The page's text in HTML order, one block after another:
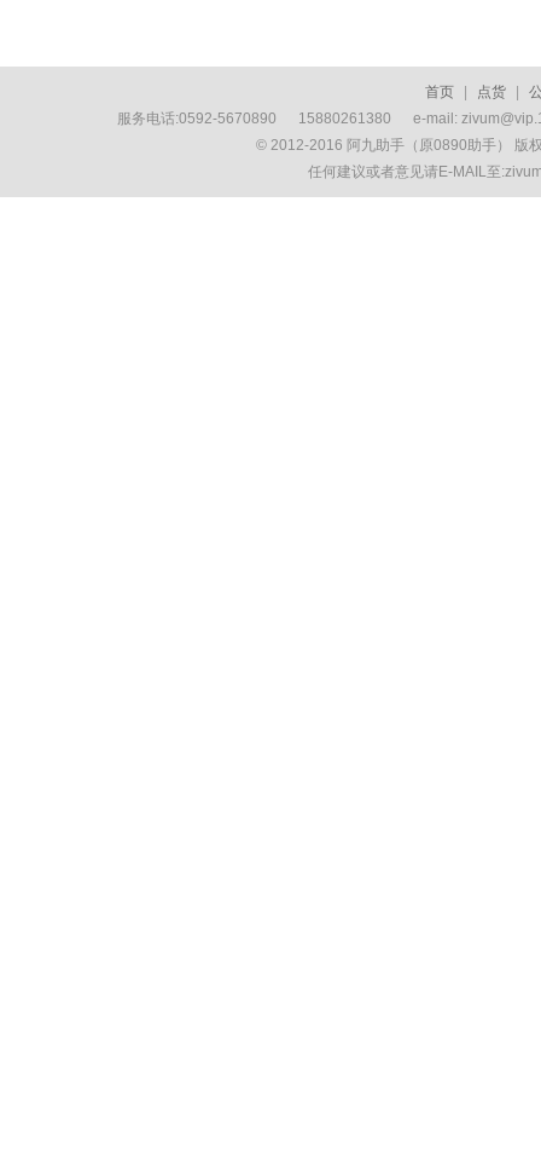
首页 点货
服务电话:0592-5670890 15880261380 e-mail:
© 2012-2016 阿九助手（原0890助手） 版
任何建议或者意见请E-MAIL至